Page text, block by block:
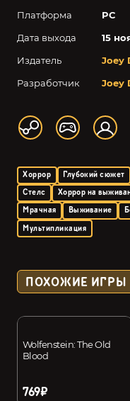
Платформа
PC
Дата выхода
15
Издатель
Joey
Разработчик
Joey
Хоррор Глубокий сюжет
Стелс
Хоррор на
Мрачная
Выживание
Мультипликация
ПОХОЖИЕ ИГРЫ
Wolfenstein: The Old
Blood
769₽